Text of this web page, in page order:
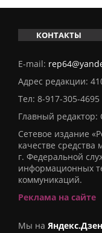
КОНТАКТЫ
E-mail:
Адрес редакции:
Тел: 8-917-305-4695
Главный редактор:
Сетевое издание
качестве
г. Федеральной
информационных
коммуникаций.
Реклама на сайте
Мы на Яндекс.Дзен